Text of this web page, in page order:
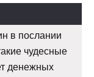
в послании
чудесные
денежных